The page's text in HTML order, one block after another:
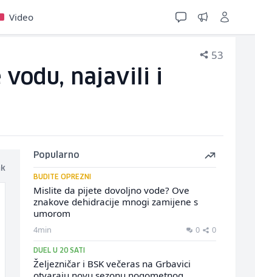
Video
53
vodu, najavili i
Popularno
BUDITE OPREZNI
Mislite da pijete dovoljno vode? Ove
znakove dehidracije mnogi zamijene s
umorom
4min 0 0
DUEL U 20 SATI
Željezničar i BSK večeras na Grbavici